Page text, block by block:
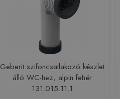
Geberit szifoncsatlakozó készlet
álló WC-hez, alpin fehér
131.015.11.1